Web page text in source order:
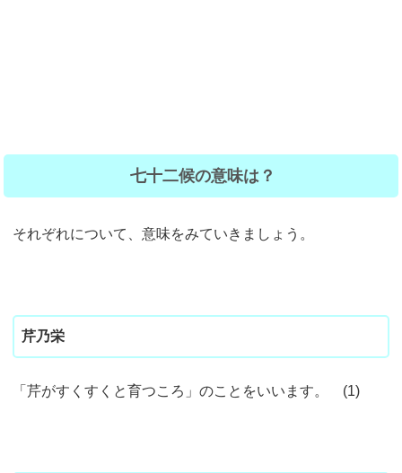
七十二候の意味は？
それぞれについて、意味をみていきましょう。
芹乃栄
「芹がすくすくと育つころ」のことをいいます。 (1)